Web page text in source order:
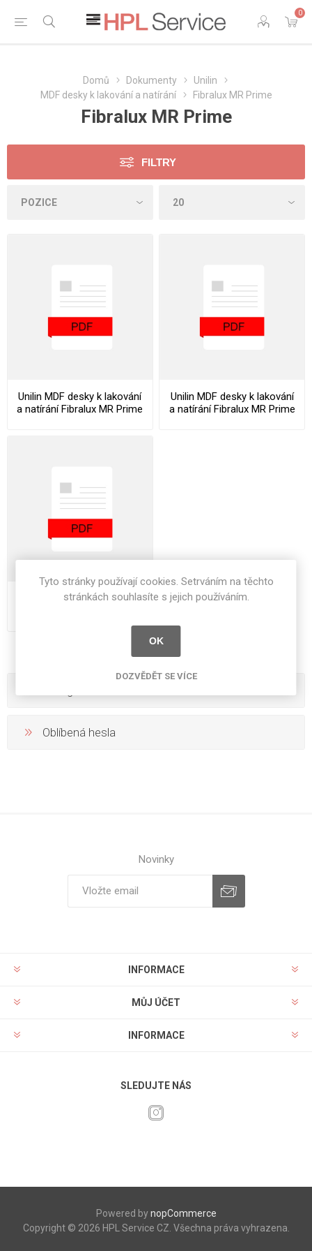
0
Domů Dokumenty
Unilin
MDF desky k lakování a natírání
Fibralux MR Prime
Fibralux MR Prime
FILTRY
Unilin MDF desky k lakování
a natírání Fibralux MR Prime
Unilin MDF desky k lakování
a natírání Fibralux MR Prime
Unilin MDF desky k lakování
Oblíbená hesla
Novinky
INFORMACE
MŮJ ÚČET
INFORMACE
SLEDUJTE NÁS
Powered bynopCommerce
Copyright © 2026 HPL Service CZ. Všechna práva vyhrazena.
Tyto stránky používají cookies. Setrváním na těchto
stránkách souhlasíte s jejich používáním.
OK
DOZVĚDĚT SE VÍCE